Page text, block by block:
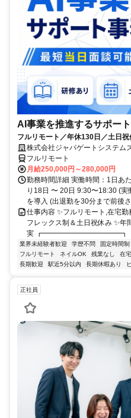
AI事業を推進するサポー
フルリモート／年休130日／土日
株式会社ジャパゲートシステム
フルリモート
月給250,000円～280,000円
勤務時間詳細 実働時間：1日あ
り18日 〜 20日 9:30〜18:30 (
を導入 (出退勤を30分まで前後
仕事内容 ✨フルリモート,在宅
フレックス制＆土日祝休み ✨
実 ┏━━━━━━━━━━━┓ ＜何
業界未経験者歓迎 学歴不問 固定時間制
フルリモート
ネイルOK 残業なし 在
長期歓迎
駅近5分以内 長期休暇あり
正社員